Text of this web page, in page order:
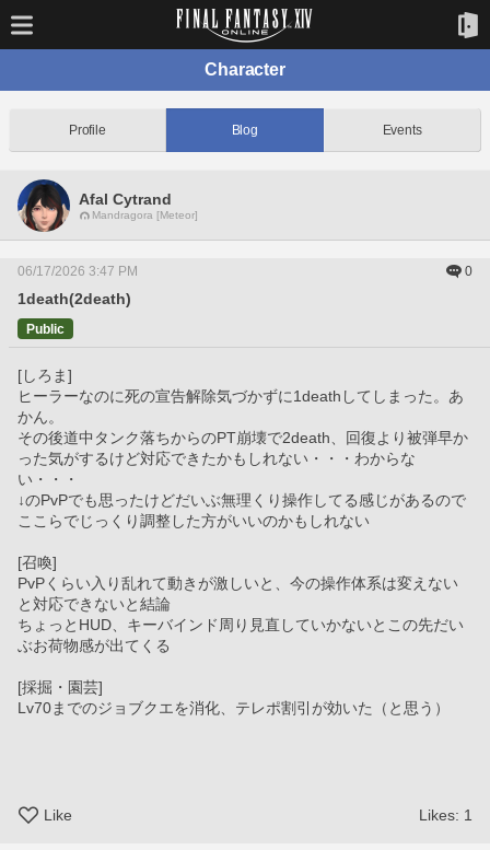
Character
Profile Blog Events
Afal Cytrand
Mandragora [Meteor]
06/17/2026 3:47 PM 0
1death(2death)
Public
[しろま]
ヒーラーなのに死の宣告解除気づかずに1deathしてしまった。あ
かん。
その後道中タンク落ちからのPT崩壊で2death、回復より被弾早か
った気がするけど対応できたかもしれない・・・わからな
い・・・
↓のPvPでも思ったけどだいぶ無理くり操作してる感じがあるので
ここらでじっくり調整した方がいいのかもしれない
[召喚]
PvPくらい入り乱れて動きが激しいと、今の操作体系は変えない
と対応できないと結論
ちょっとHUD、キーバインド周り見直していかないとこの先だい
ぶお荷物感が出てくる
[採掘・園芸]
Lv70までのジョブクエを消化、テレポ割引が効いた（と思う）
Like Likes: 1